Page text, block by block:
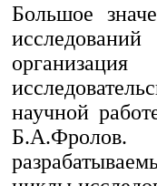
Большое
научной